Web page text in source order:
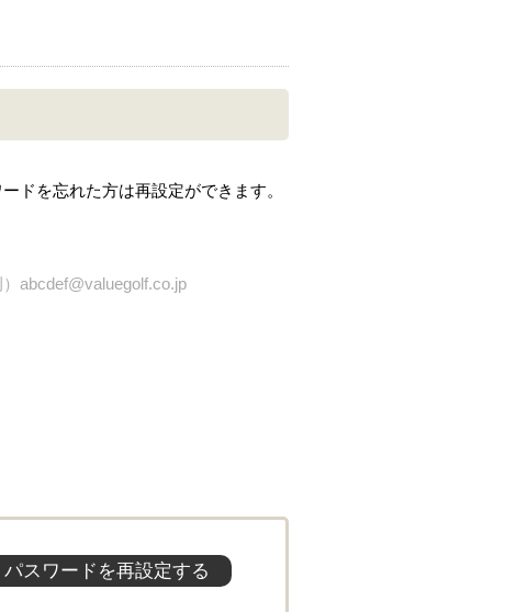
ドを忘れた方は再設定ができます。
）abcdef@valuegolf.co.jp
パスワードを再設定する